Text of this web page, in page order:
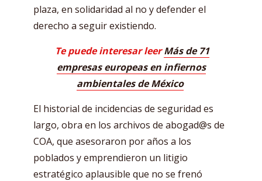
plaza, en solidaridad al no y defender el
derecho a seguir existiendo.
Te puede interesar leerMás de 71
empresas europeas en infiernos
ambientales de México
El historial de incidencias de seguridad es
largo, obra en los archivos de abogad@s de
COA, que asesoraron por años a los
poblados y emprendieron un litigio
estratégico aplausible que no se frenó